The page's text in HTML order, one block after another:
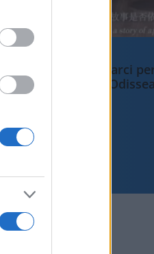
CULTURA
Dobbiamo scusarci